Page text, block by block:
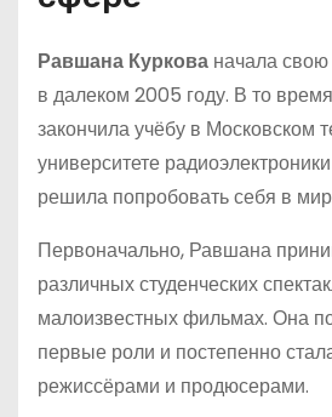
Равшана Куркова начала свою
в далеком 2005 году. В то
закончила учёбу в Московском
университете
решила попробовать себя в
Первоначально, Равшана
различных студенческих
малоизвестных фильмах. Она
первые роли и постепенно
режиссёрами и продюсерами.